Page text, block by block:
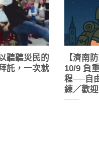
聽聽災民的
託，一次就
【濟南
10/9 負
程──自
練／歡